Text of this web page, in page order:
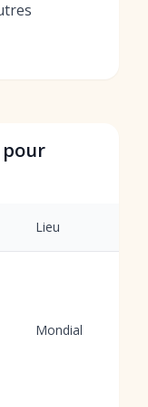
pour
Lieu
Mondial